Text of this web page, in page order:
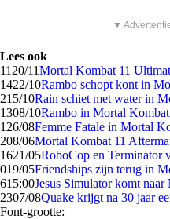
▼
Lees ook
11 20/11Mortal Kombat 11
1422/10Rambo schopt kont in
215/10Rain schiet met water in
1308/10Rambo in Mortal
1 26/08Femme Fatale in Mortal
208/06Mortal Kombat 11
1621/05RoboCop en Terminator
019/05Friendships zijn terug in
615:00Jesus Simulator komt
2307/08Quake krijgt na 30 jaar
Font-grootte: